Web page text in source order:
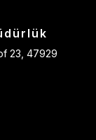
23, 47929